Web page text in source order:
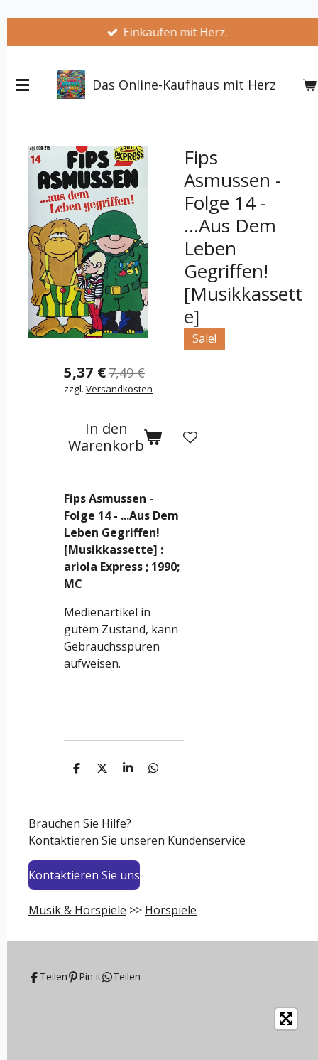
springen
Einkaufen mit Herz.
Das Online-Kaufhaus mit Herz
Fips
Asmussen -
Folge 14 -
...Aus Dem
Leben
Gegriffen!
[Musikkassett
e]
Sale!
5,37 €7,49 €
zzgl. Versandkosten
In den
Warenkorb
Fips Asmussen -
Folge 14 - ...Aus Dem
Leben Gegriffen!
[Musikkassette] :
ariola Express ; 1990;
MC
Medienartikel in
gutem Zustand, kann
Gebrauchsspuren
aufweisen.
T
n
T
e
n
T
e
n
T
Brauchen Sie Hilfe?
Kontaktieren Sie unseren Kundenservice
Kontaktieren Sie uns
Musik & Hörspiele >> Hörspiele
Teilen Pin it Teilen